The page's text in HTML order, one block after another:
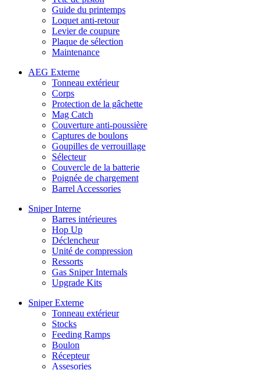
Guide du printemps
Loquet anti-retour
Levier de coupure
Plaque de sélection
Maintenance
AEG Externe
Tonneau extérieur
Corps
Protection de la gâchette
Mag Catch
Couverture anti-poussière
Captures de boulons
Goupilles de verrouillage
Sélecteur
Couvercle de la batterie
Poignée de chargement
Barrel Accessories
Sniper Interne
Barres intérieures
Hop Up
Déclencheur
Unité de compression
Ressorts
Gas Sniper Internals
Upgrade Kits
Sniper Externe
Tonneau extérieur
Stocks
Feeding Ramps
Boulon
Récepteur
Assesories